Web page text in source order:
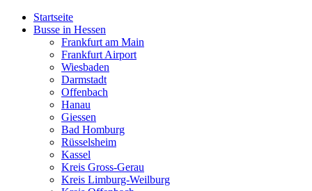
Startseite
Busse in Hessen
Frankfurt am Main
Frankfurt Airport
Wiesbaden
Darmstadt
Offenbach
Hanau
Giessen
Bad Homburg
Rüsselsheim
Kassel
Kreis Gross-Gerau
Kreis Limburg-Weilburg